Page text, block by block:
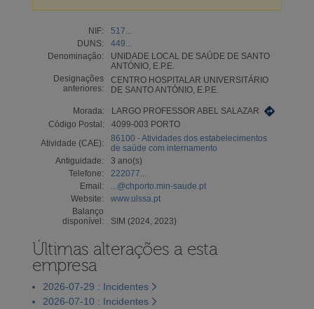
NIF:
517...
DUNS:
449...
Denominação:
UNIDADE LOCAL DE SAÚDE DE SANTO
ANTÓNIO, E.P.E.
Designações
anteriores:
CENTRO HOSPITALAR UNIVERSITÁRIO
DE SANTO ANTÓNIO, E.P.E.
Morada:
LARGO PROFESSOR ABEL SALAZAR
Código Postal:
4099-003 PORTO
Atividade (CAE):
86100 - Atividades dos estabelecimentos
de saúde com internamento
Antiguidade:
3 ano(s)
Telefone:
222077...
Email:
...@chporto.min-saude.pt
Website:
www.ulssa.pt
Balanço
disponível:
SIM (2024, 2023)
Últimas alterações a esta
empresa
2026-07-29 : Incidentes
2026-07-10 : Incidentes